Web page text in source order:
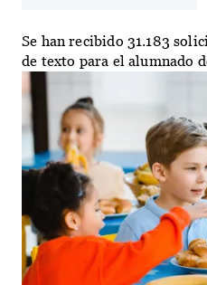
Se han recibido 31.183
de texto para el alumnado